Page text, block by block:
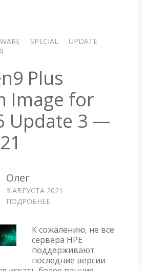
CUSTOM
SPECIAL
UPDATE
Plus
Image for
Update 3 —
Олег
3 АВГУСТА 2021
ПОДРОБНЕЕ
PLUS
CUSTOM
IMAGE
FOR
К сожалению, не все
сервера HPE
поддерживают
последние версии